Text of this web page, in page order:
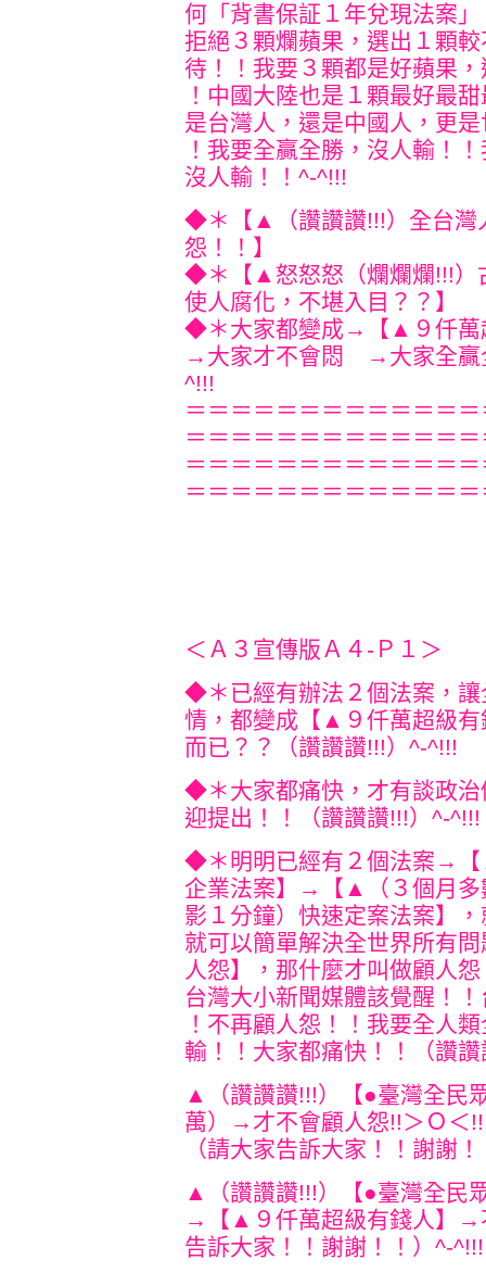
何「背書保証１年兌現法案
拒絕３顆爛蘋果，選出１顆
待！！我要３顆都是好蘋果
！中 國大陸也是１顆最好最
是台灣人，還是中國人 ，更
！我要全贏全勝，沒人輸！
沒人輸！！^-^!!!
◆＊【▲（讚讚讚!!!）全台灣
怨！！】
◆＊【▲怒怒怒（爛爛爛!!!）
使人腐化，不堪入目？？】
◆＊大家都變成→【▲９
→大家才不會悶 →大家全贏
＝＝＝＝＝＝＝＝＝＝＝＝
＝＝＝＝＝＝＝＝＝＝＝＝
＝＝＝＝＝＝＝＝＝＝＝＝
＝＝＝＝＝＝＝＝＝＝＝＝
＜Ａ３宣傳版Ａ４-Ｐ１＞
◆＊已經有辦法２個法案，讓
情，都變成【▲９仟萬超級有
而已？？（讚讚讚!!!） ^-
◆＊大家都痛快，才有談政治
迎提出！！（讚讚讚!!!） ^-
◆＊明明已經有２個法案→
企業法案】→【▲（３個月多
影１分鐘）快速定案法案】
就可以簡單解決全世界所有
人怨】
，那什麼才叫做顧人
台灣大小新聞媒體該覺醒！
！不再顧人怨！！我要全人
輸！！大家都痛快！！（讚讚
▲（讚讚讚!!!）【●臺灣全民
萬）→才不會顧人怨!!
（請大家告訴大家！！
▲（讚讚讚!!!）【●臺灣全民
→【▲９仟萬超級有錢人】→
告訴大家！！謝謝！！